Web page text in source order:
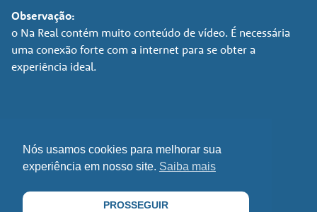
Observação:
o Na Real contém muito conteúdo de vídeo. É necessária
uma conexão forte com a internet para se obter a
experiência ideal.
Nós usamos cookies para melhorar sua
experiência em nosso site. Saiba mais
PROSSEGUIR